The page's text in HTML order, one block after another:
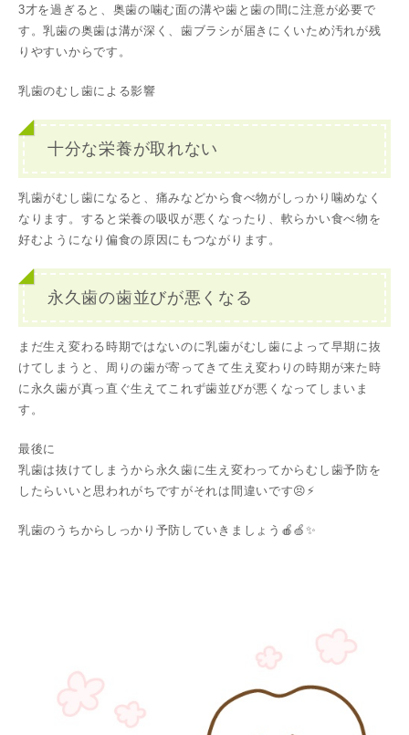
3才を過ぎると、奥歯の噛む面の溝や歯と歯の間に注意が必要で
す。乳歯の奥歯は溝が深く、歯ブラシが届きにくいため汚れが残
りやすいからです。
乳歯のむし歯による影響
十分な栄養が取れない
乳歯がむし歯になると、痛みなどから食べ物がしっかり噛めなく
なります。すると栄養の吸収が悪くなったり、軟らかい食べ物を
好むようになり偏食の原因にもつながります。
永久歯の歯並びが悪くなる
まだ生え変わる時期ではないのに乳歯がむし歯によって早期に抜
けてしまうと、周りの歯が寄ってきて生え変わりの時期が来た時
に永久歯が真っ直ぐ生えてこれず歯並びが悪くなってしまいま
す。
最後に
乳歯は抜けてしまうから永久歯に生え変わってからむし歯予防を
したらいいと思われがちですがそれは間違いです😣⚡️
乳歯のうちからしっかり予防していきましょう🍎🍏✨